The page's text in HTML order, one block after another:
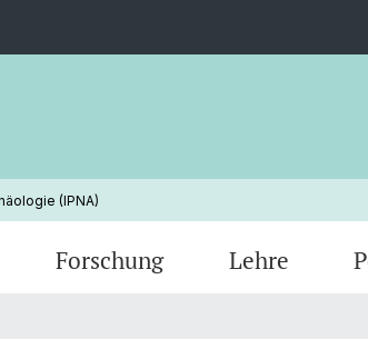
(IPNA)
Forschung Lehre